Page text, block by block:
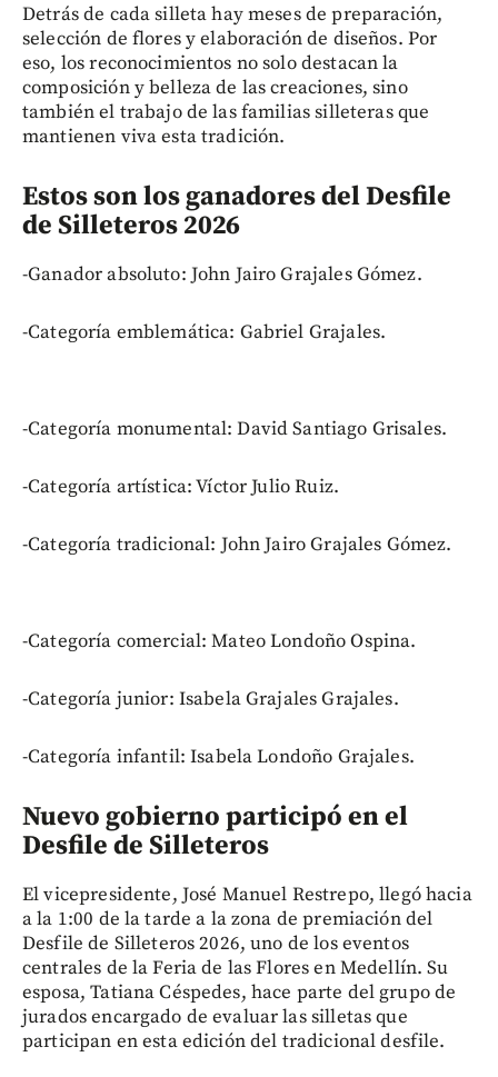
Detrás de cada silleta hay meses de preparación,
selección de flores y elaboración de diseños. Por
eso, los reconocimientos no solo destacan la
composición y belleza de las creaciones, sino
también el trabajo de las familias silleteras que
mantienen viva esta tradición.
Estos son los ganadores del Desfile
de Silleteros 2026
-Ganador absoluto: John Jairo Grajales Gómez.
-Categoría emblemática: Gabriel Grajales.
-Categoría monumental: David Santiago Grisales.
-Categoría artística: Víctor Julio Ruiz.
-Categoría tradicional: John Jairo Grajales Gómez.
-Categoría comercial: Mateo Londoño Ospina.
-Categoría junior: Isabela Grajales Grajales.
-Categoría infantil: Isabela Londoño Grajales.
Nuevo gobierno participó en el
Desfile de Silleteros
El vicepresidente, José Manuel Restrepo, llegó hacia
a la 1:00 de la tarde a la zona de premiación del
Desfile de Silleteros 2026, uno de los eventos
centrales de la Feria de las Flores en Medellín. Su
esposa, Tatiana Céspedes, hace parte del grupo de
jurados encargado de evaluar las silletas que
participan en esta edición del tradicional desfile.